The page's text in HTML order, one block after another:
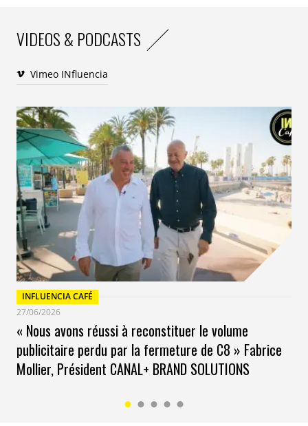
VIDEOS & PODCASTS
Vimeo INfluencia
INFLUENCIA CAFÉ
27/06/2026
« Nous avons réussi à reconstituer le volume
publicitaire perdu par la fermeture de C8 » Fabrice
Mollier, Président CANAL+ BRAND SOLUTIONS